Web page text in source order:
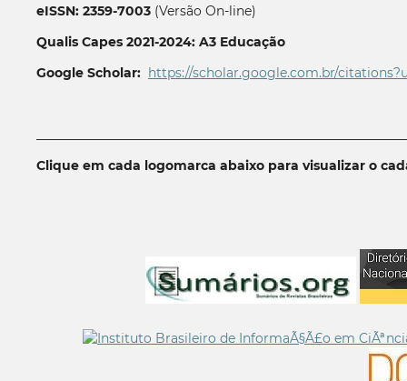
eISSN: 2359-7003(Versão On-line)
Qualis Capes 2021-2024: A3 Educação
Google Scholar: https://scholar.google.com.br/
Clique em cada logomarca abaixo para visualizar o